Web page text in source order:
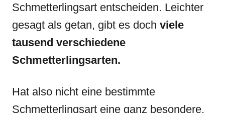
Schmetterlingsart entscheiden. Leichter
gesagt als getan, gibt es doch viele
tausend verschiedene
Schmetterlingsarten.
Hat also nicht eine bestimmte
Schmetterlingsart eine ganz besondere,